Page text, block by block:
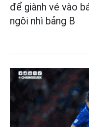
để giành vé vào
ngôi nhì bảng B